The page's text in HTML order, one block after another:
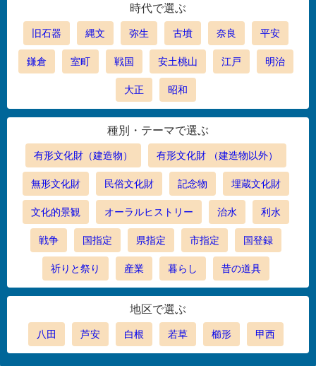
時代で選ぶ
旧石器 縄文 弥生 古墳 奈良 平安
鎌倉 室町 戦国 安土桃山 江戸 明治
大正 昭和
種別・テーマで選ぶ
有形文化財（建造物） 有形文化財 （建造物以外）
無形文化財 民俗文化財 記念物 埋蔵文化財
文化的景観 オーラルヒストリー 治水 利水
戦争 国指定 県指定 市指定 国登録
祈りと祭り 産業 暮らし 昔の道具
地区で選ぶ
八田 芦安 白根 若草 櫛形 甲西